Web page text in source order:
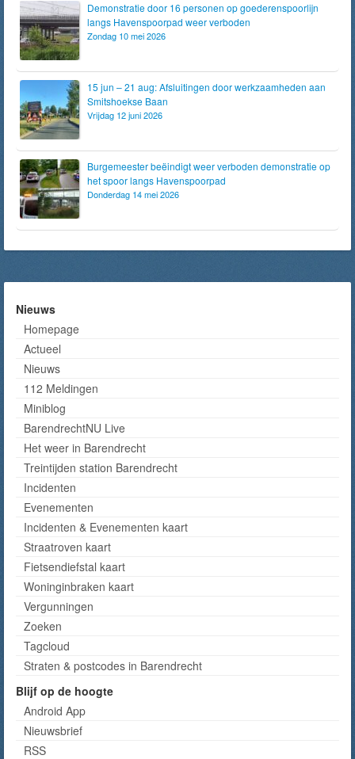
Demonstratie door 16 personen op goederenspoorlijn
langs Havenspoorpad weer verboden
Zondag 10 mei 2026
15 jun – 21 aug: Afsluitingen door werkzaamheden aan
Smitshoekse Baan
Vrijdag 12 juni 2026
Burgemeester beëindigt weer verboden demonstratie op
het spoor langs Havenspoorpad
Donderdag 14 mei 2026
Nieuws
Homepage
Actueel
Nieuws
112 Meldingen
Miniblog
BarendrechtNU Live
Het weer in Barendrecht
Treintijden station Barendrecht
Incidenten
Evenementen
Incidenten & Evenementen kaart
Straatroven kaart
Fietsendiefstal kaart
Woninginbraken kaart
Vergunningen
Zoeken
Tagcloud
Straten & postcodes in Barendrecht
Blijf op de hoogte
Android App
Nieuwsbrief
RSS